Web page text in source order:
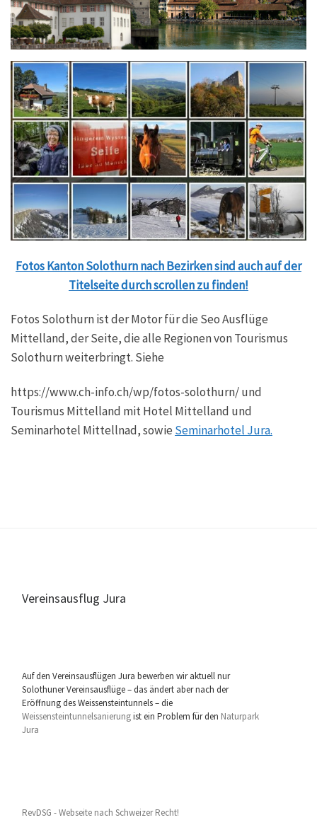
Fotos Kanton Solothurn nach Bezirken sind auch auf der
Titelseite durch scrollen zu finden!
Fotos Solothurn ist der Motor für die Seo Ausflüge
Mittelland, der Seite, die alle Regionen von Tourismus
Solothurn weiterbringt. Siehe
https://www.ch-info.ch/wp/fotos-solothurn/ und
Tourismus Mittelland mit Hotel Mittelland und
Seminarhotel Mittellnad, sowieSeminarhotel Jura.
Vereinsausflug Jura
Auf den Vereinsausflügen Jura bewerben wir aktuell nur
Solothuner Vereinsausflüge – das ändert aber nach der
Eröffnung des Weissensteintunnels – die
Weissensteintunnelsanierungist ein Problem für den Naturpark
Jura
RevDSG - Webseite nach Schweizer Recht!